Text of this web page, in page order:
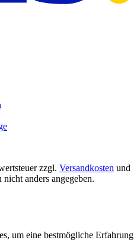
zzgl. Versandkosten und
anders angegeben.
um eine bestmögliche Erfahrung